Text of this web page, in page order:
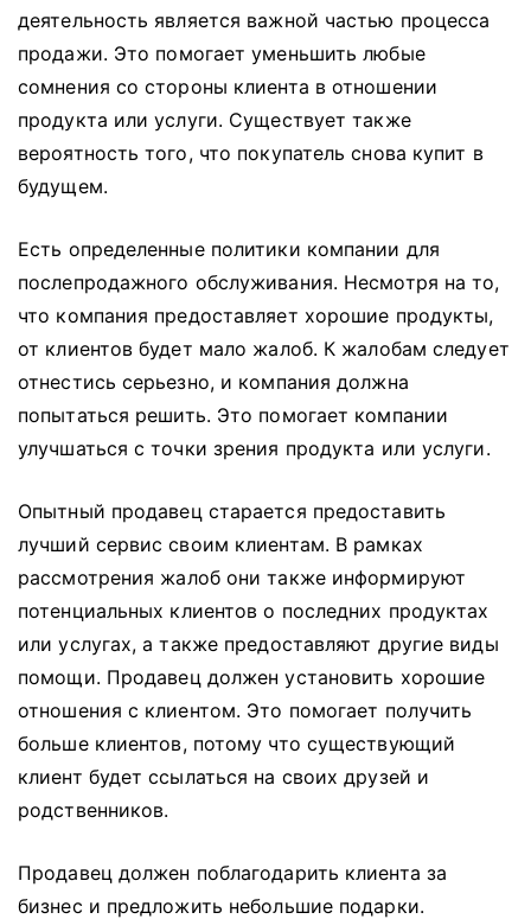
деятельность является важной частью процесса
продажи. Это помогает уменьшить любые
сомнения со стороны клиента в отношении
продукта или услуги. Существует также
вероятность того, что покупатель снова купит в
будущем.
Есть определенные политики компании для
послепродажного обслуживания. Несмотря на то,
что компания предоставляет хорошие продукты,
от клиентов будет мало жалоб. К жалобам следует
отнестись серьезно, и компания должна
попытаться решить. Это помогает компании
улучшаться с точки зрения продукта или услуги.
Опытный продавец старается предоставить
лучший сервис своим клиентам. В рамках
рассмотрения жалоб они также информируют
потенциальных клиентов о последних продуктах
или услугах, а также предоставляют другие виды
помощи. Продавец должен установить хорошие
отношения с клиентом. Это помогает получить
больше клиентов, потому что существующий
клиент будет ссылаться на своих друзей и
родственников.
Продавец должен поблагодарить клиента за
бизнес и предложить небольшие подарки.